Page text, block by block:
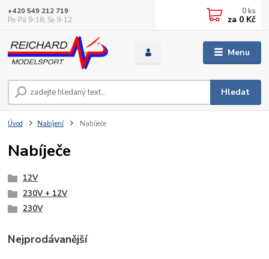
Menu
Hledat
+420 549 212 719
Po-Pá 9-18, So 9-12
0 ks
za 0 Kč
Úvod Nabíjení Nabíječe
Nabíječe
12V
230V + 12V
230V
Nejprodávanější